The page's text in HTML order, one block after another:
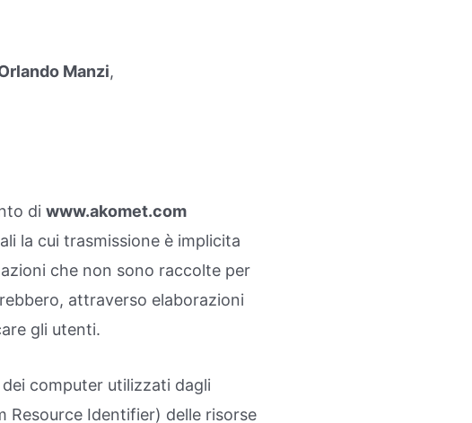
Manzi,
di www.akomet.com
la cui trasmissione è implicita
che non sono raccolte per
attraverso elaborazioni
gli utenti.
computer utilizzati dagli
Identifier) delle risorse